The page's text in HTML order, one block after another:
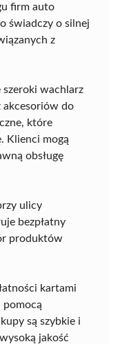
firm auto
świadczy o silnej
z
wachlarz
akcesoriów do
które
Klienci mogą
obsługę
ulicy
bezpłatny
produktów
kartami
są szybkie i
jakość